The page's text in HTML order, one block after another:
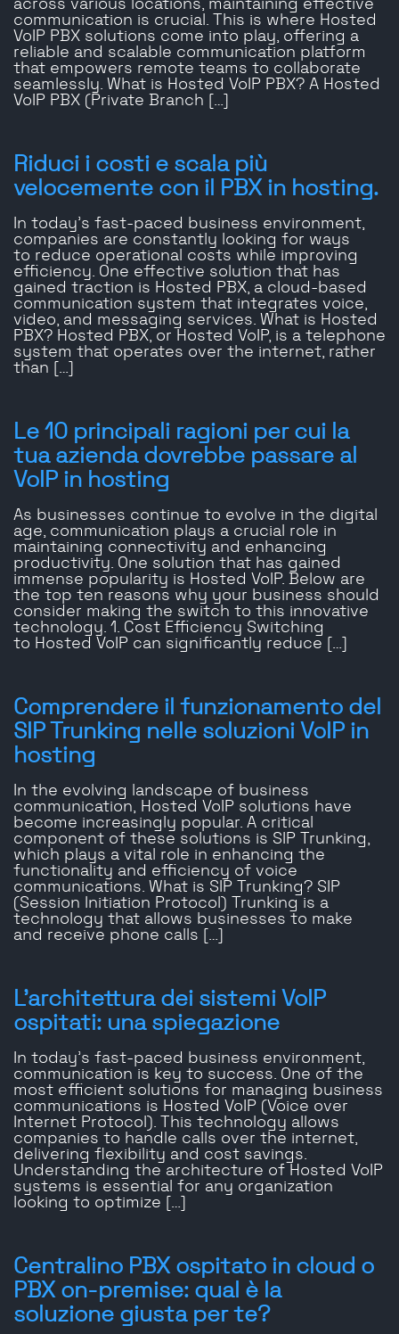
across various locations, maintaining effective
communication is crucial. This is where Hosted
VoIP PBX solutions come into play, offering a
reliable and scalable communication platform
that empowers remote teams to collaborate
seamlessly. What is Hosted VoIP PBX? A Hosted
VoIP PBX (Private Branch […]
Riduci i costi e scala più
velocemente con il PBX in hosting.
In today’s fast-paced business environment,
companies are constantly looking for ways
to reduce operational costs while improving
efficiency. One effective solution that has
gained traction is Hosted PBX, a cloud-based
communication system that integrates voice,
video, and messaging services. What is Hosted
PBX? Hosted PBX, or Hosted VoIP, is a telephone
system that operates over the internet, rather
than […]
Le 10 principali ragioni per cui la
tua azienda dovrebbe passare al
VoIP in hosting
As businesses continue to evolve in the digital
age, communication plays a crucial role in
maintaining connectivity and enhancing
productivity. One solution that has gained
immense popularity is Hosted VoIP. Below are
the top ten reasons why your business should
consider making the switch to this innovative
technology. 1. Cost Efficiency Switching
to Hosted VoIP can significantly reduce […]
Comprendere il funzionamento del
SIP Trunking nelle soluzioni VoIP in
hosting
In the evolving landscape of business
communication, Hosted VoIP solutions have
become increasingly popular. A critical
component of these solutions is SIP Trunking,
which plays a vital role in enhancing the
functionality and efficiency of voice
communications. What is SIP Trunking? SIP
(Session Initiation Protocol) Trunking is a
technology that allows businesses to make
and receive phone calls […]
L'architettura dei sistemi VoIP
ospitati: una spiegazione
In today’s fast-paced business environment,
communication is key to success. One of the
most efficient solutions for managing business
communications is Hosted VoIP (Voice over
Internet Protocol). This technology allows
companies to handle calls over the internet,
delivering flexibility and cost savings.
Understanding the architecture of Hosted VoIP
systems is essential for any organization
looking to optimize […]
Centralino PBX ospitato in cloud o
PBX on-premise: qual è la
soluzione giusta per te?